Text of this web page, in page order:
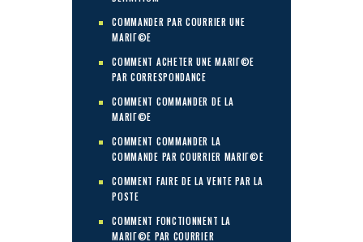
COMMANDER PAR COURRIER UNE
MARIГ©E
COMMENT ACHETER UNE MARIГ©E
PAR CORRESPONDANCE
COMMENT COMMANDER DE LA
MARIГ©E
COMMENT COMMANDER LA
COMMANDE PAR COURRIER MARIГ©E
COMMENT FAIRE DE LA VENTE PAR LA
POSTE
COMMENT FONCTIONNENT LA
MARIГ©E PAR COURRIER